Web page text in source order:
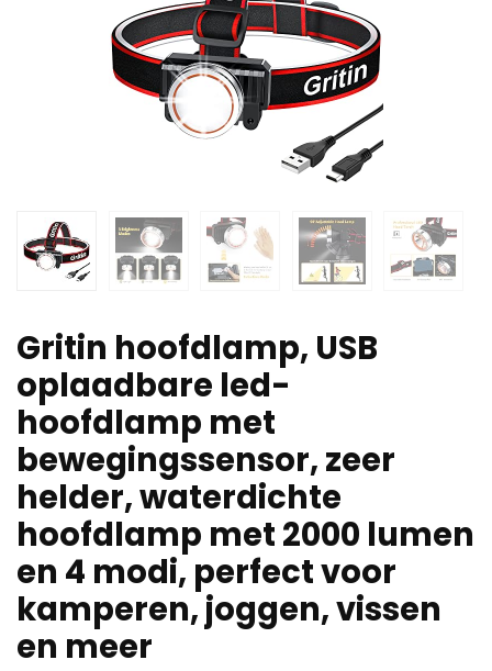
Gritin hoofdlamp, USB
oplaadbare led-
hoofdlamp met
bewegingssensor, zeer
helder, waterdichte
hoofdlamp met 2000 lumen
en 4 modi, perfect voor
kamperen, joggen, vissen
en meer